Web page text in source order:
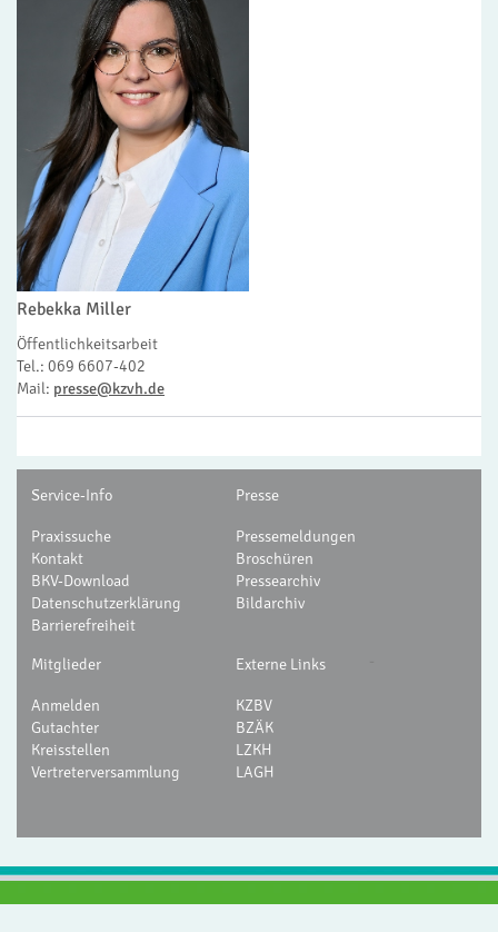
Rebekka Miller
Öffentlichkeitsarbeit
Tel.: 069 6607-402
Mail: presse@kzvh.de
Service-Info
Praxissuche
Kontakt
BKV-Download
Datenschutzerklärung
Barrierefreiheit
Presse
Pressemeldungen
Broschüren
Pressearchiv
Bildarchiv
Mitglieder
Anmelden
Gutachter
Kreisstellen
Vertreterversammlung
Externe Links
KZBV
BZÄK
LZKH
LAGH